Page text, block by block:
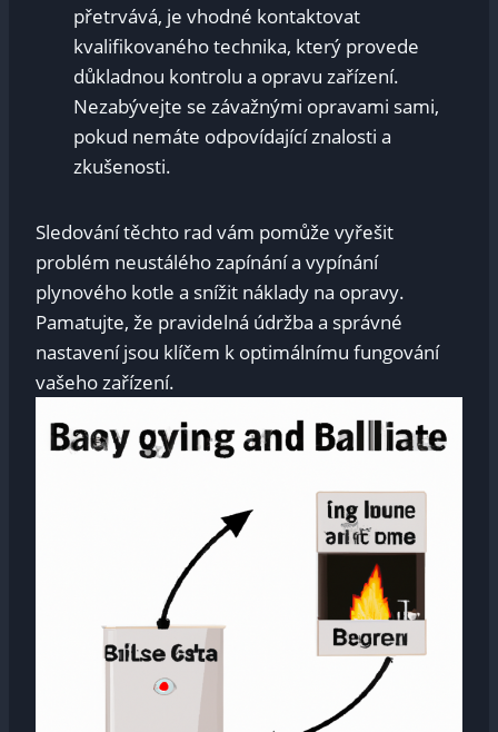
přetrvává, je vhodné kontaktovat
kvalifikovaného technika, který provede
důkladnou kontrolu a opravu zařízení.
Nezabývejte se závažnými opravami sami,
pokud nemáte odpovídající znalosti a
zkušenosti.
Sledování těchto rad vám pomůže vyřešit
problém neustálého zapínání a vypínání
plynového kotle a snížit náklady na opravy.
Pamatujte, že pravidelná údržba a správné
nastavení jsou klíčem k optimálnímu fungování
vašeho zařízení.